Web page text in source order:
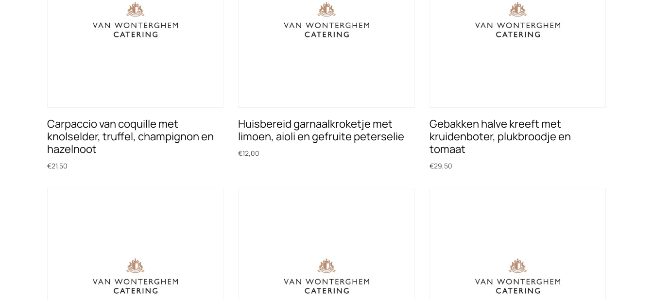
Carpaccio van coquille met
knolselder, truffel, champignon en
hazelnoot
€21,50
Huisbereid garnaalkroketje met
limoen, aioli en gefruite peterselie
€12,00
Gebakken halve kreeft met
kruidenboter, plukbroodje en
tomaat
€29,50